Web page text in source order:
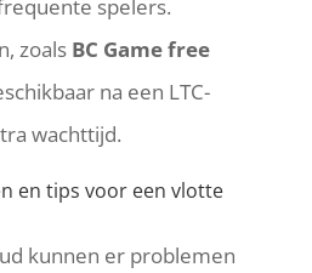
spelers.
zoals BC Game free
na een LTC-
wachttijd.
en tips voor een vlotte
kunnen er problemen